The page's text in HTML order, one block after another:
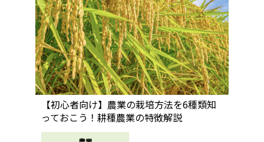
【初心者向け】農業の栽培方法を6種類知
っておこう！耕種農業の特徴解説